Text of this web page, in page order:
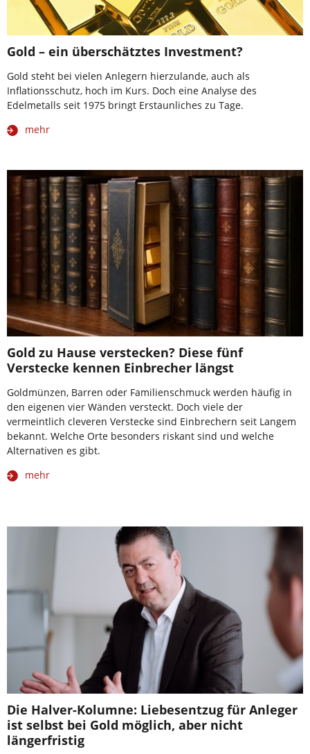
Gold – ein überschätztes Investment?
Gold steht bei vielen Anlegern hierzulande, auch als
Inflationsschutz, hoch im Kurs. Doch eine Analyse des
Edelmetalls seit 1975 bringt Erstaunliches zu Tage.
mehr
Gold zu Hause verstecken? Diese fünf
Verstecke kennen Einbrecher längst
Goldmünzen, Barren oder Familienschmuck werden häufig in
den eigenen vier Wänden versteckt. Doch viele der
vermeintlich cleveren Verstecke sind Einbrechern seit Langem
bekannt. Welche Orte besonders riskant sind und welche
Alternativen es gibt.
mehr
Die Halver-Kolumne: Liebesentzug für Anleger
ist selbst bei Gold möglich, aber nicht
längerfristig